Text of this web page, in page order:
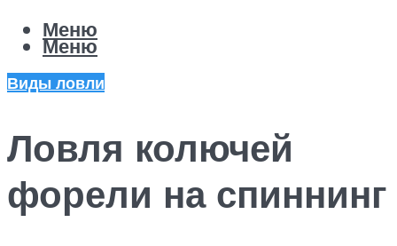
Меню
Меню
Виды ловли
Ловля колючей
форели на спиннинг